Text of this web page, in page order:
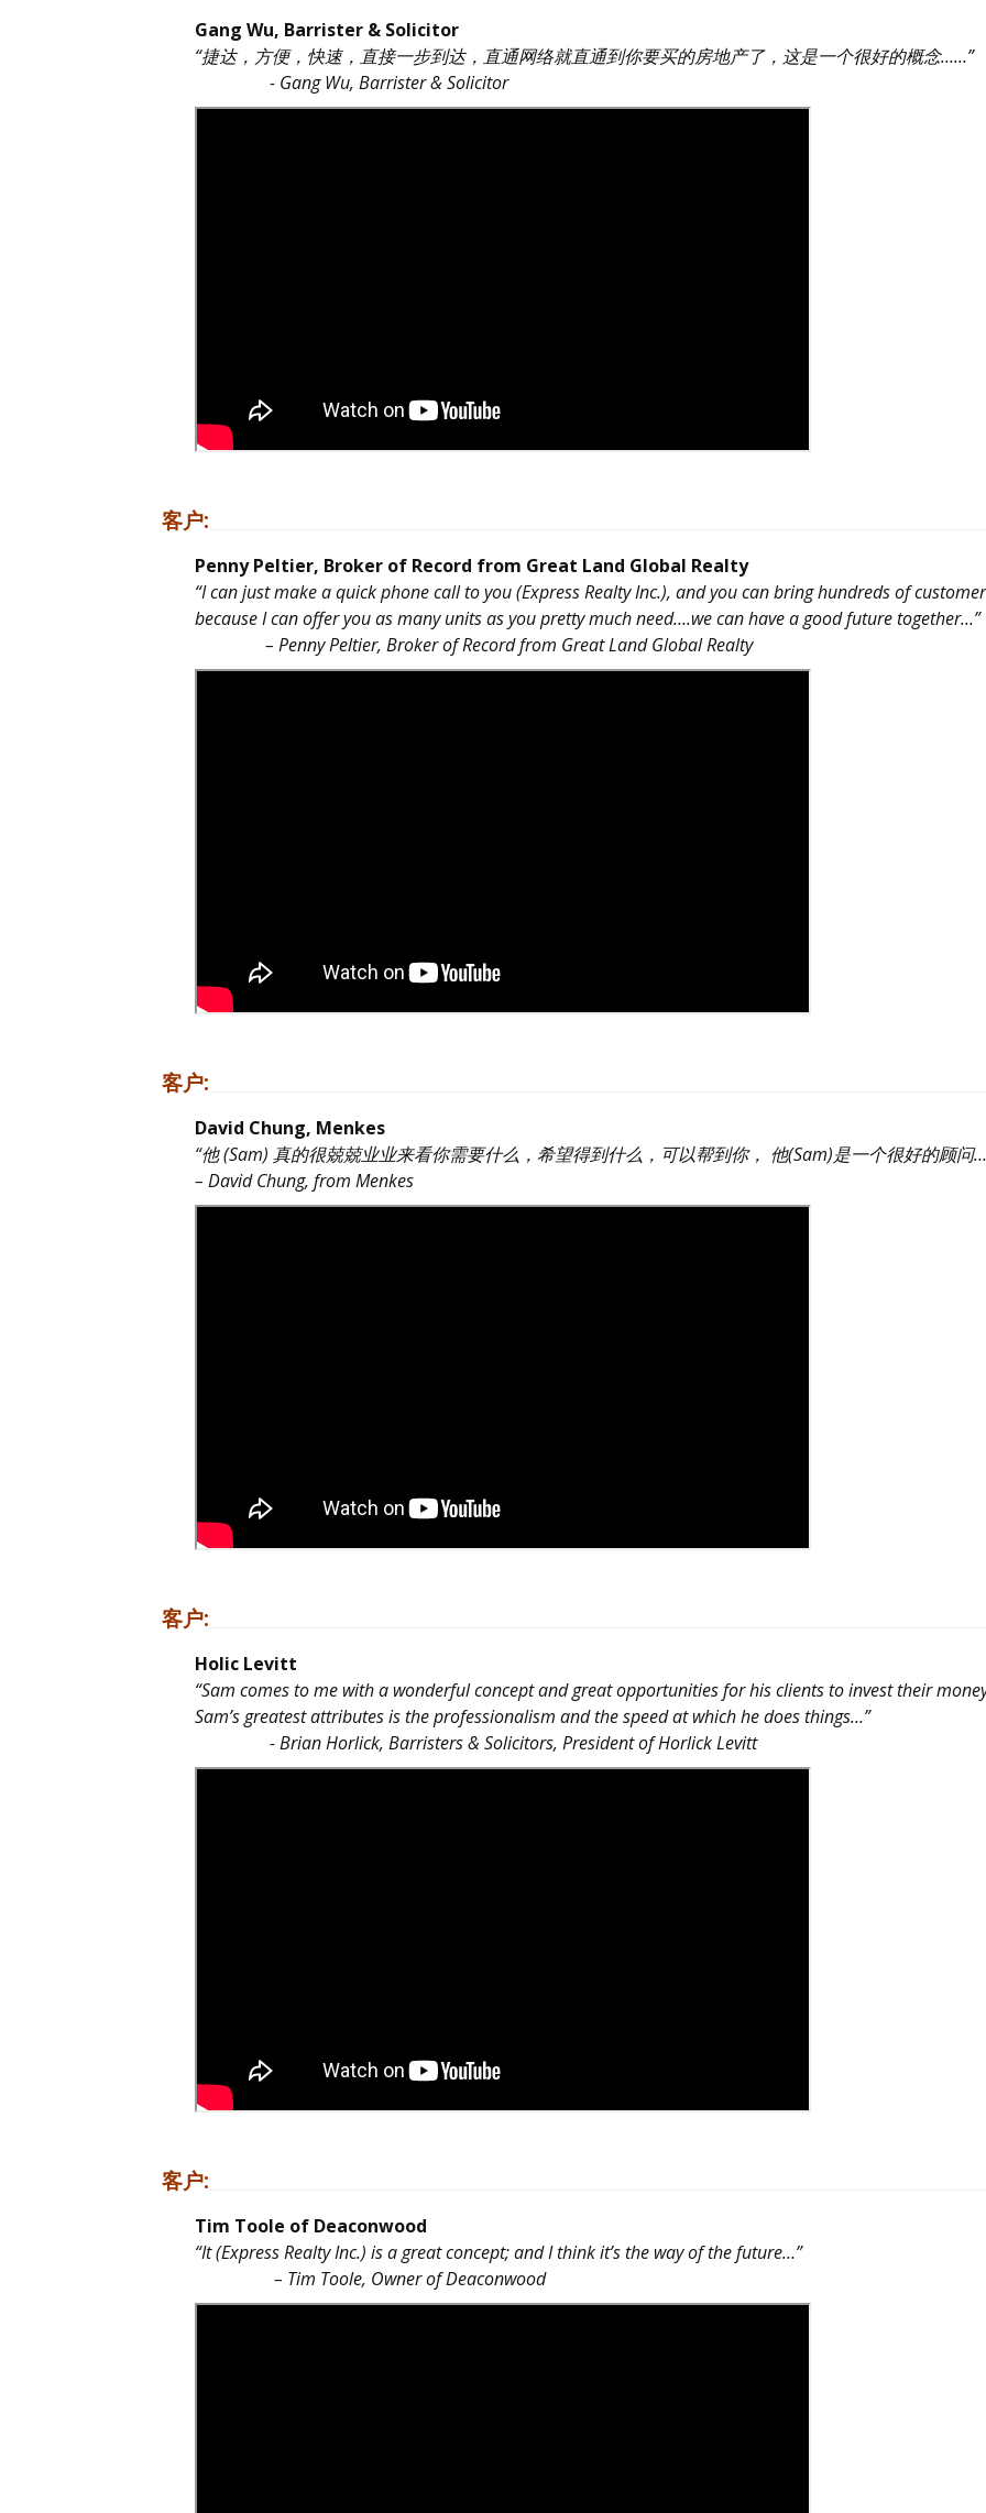
Gang Wu, Barrister & Solicitor
“捷达，方便，快速，直接一步到达，直通网络就直通到你要买的房地产了，这是一个很好的概念……”
- Gang Wu, Barrister & Solicitor
客户:
Penny Peltier, Broker of Record from Great Land Global Realty
“I can just make a quick phone call to you (Express Realty Inc.), and you can bring hundreds of
because I can offer you as many units as you pretty much need….we can have a good future together…”
– Penny Peltier, Broker of Record from Great Land Global Realty
客户:
David Chung, Menkes
“他 (Sam) 真的很兢兢业业来看你需要什么，希望得到什么，可以帮到你， 他(Sam)是一个很好的顾问
– David Chung, from Menkes
客户:
Holic Levitt
“Sam comes to me with a wonderful concept and great opportunities for his clients to invest their
Sam’s greatest attributes is the professionalism and the speed at which he does things…”
- Brian Horlick, Barristers & Solicitors, President of Horlick Levitt
客户:
Tim Toole of Deaconwood
“It (Express Realty Inc.) is a great concept; and I think it’s the way of the future…”
– Tim Toole, Owner of Deaconwood